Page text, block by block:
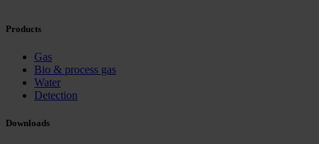
Products
Gas
Bio & process gas
Water
Detection
Downloads